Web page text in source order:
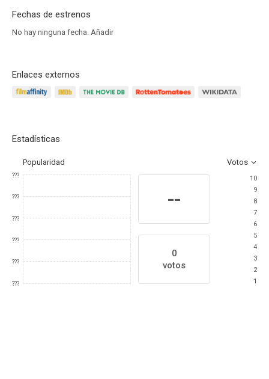
Fechas de estrenos
No hay ninguna fecha. Añadir
Enlaces externos
Estadísticas
Popularidad Votos
???
???
???
???
???
???
--
0
votos
10
9
8
7
6
5
4
3
2
1